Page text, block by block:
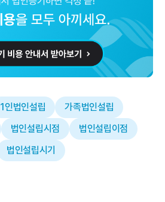
1인법인설립
가족법인설립
법인설립시점
법인설립이점
법인설립시기